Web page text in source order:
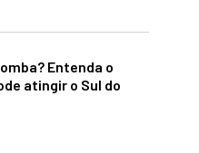
Entenda o
atingir o Sul do